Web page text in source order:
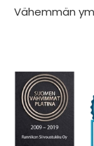
Vähemmän